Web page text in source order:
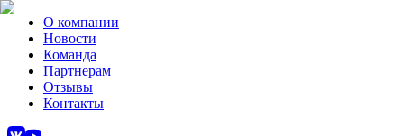
О компании
Новости
Команда
Партнерам
Отзывы
Контакты